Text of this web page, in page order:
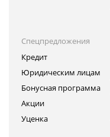
Спецпредложения
Кредит
Юридическим лицам
Бонусная программа
Акции
Уценка